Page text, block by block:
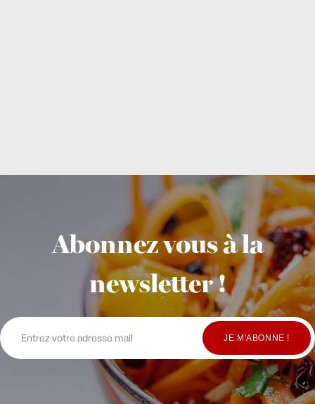
Abonnez vous à la
newsletter !